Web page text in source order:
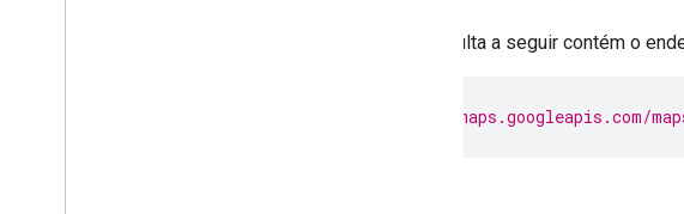
A consulta a seguir contém o
//maps.googleapis.com/